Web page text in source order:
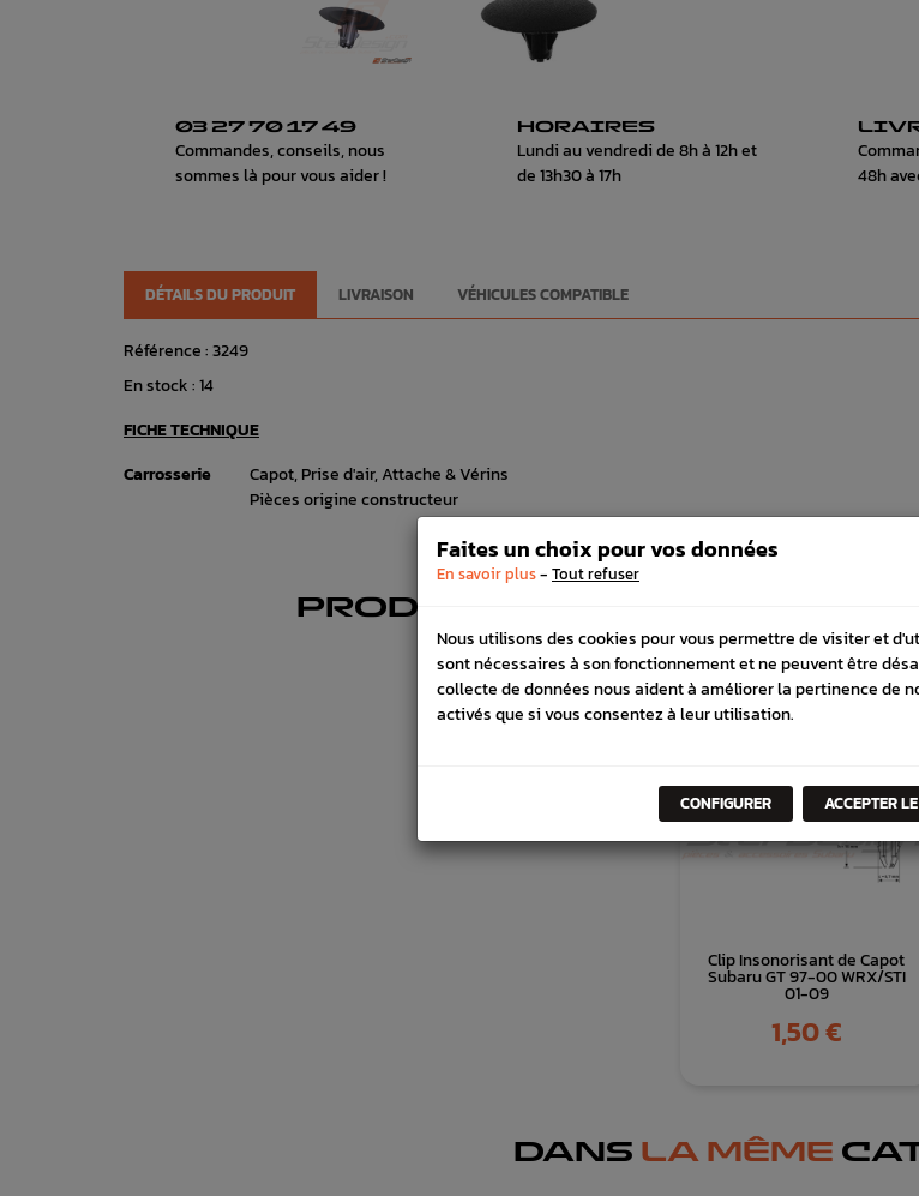
03 27 70 17 49
Commandes, conseils, nous
sommes là pour vous aider !
HORAIRES
Lundi au vendredi de 8h à 12h et
de 13h30 à 17h
48h
DÉTAILS DU PRODUIT LIVRAISON VÉHICULES COMPATIBLE
Référence :3249
En stock :14
FICHE TECHNIQUE
Carrosserie
Capot, Prise d'air, Attache & Vérins
Pièces origine constructeur
PRODUITS
Clip Insonorisant de Capot
Subaru GT 97-00 WRX/STI
01-09
Prix
1,50 €
DANS LA MÊME
Faites un choix pour vos données
En savoir plus- Tout refuser
Nous utilisons des cookies pour vous permettre de visiter et
sont nécessaires à son fonctionnement et ne peuvent être
collecte de données nous aident à améliorer la pertinence de
activés que si vous consentez à leur utilisation.
CONFIGURER ACCEPTER